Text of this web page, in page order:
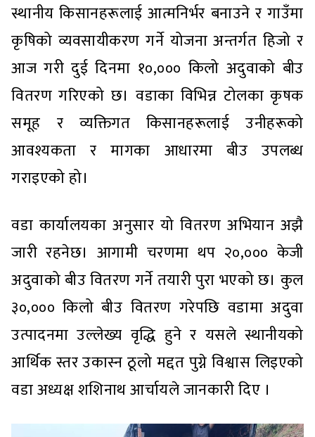
स्थानीय किसानहरूलाई आत्मनिर्भर बनाउने र गाउँमा
कृषिको व्यवसायीकरण गर्ने योजना अन्तर्गत हिजो र
आज गरी दुई दिनमा १०,००० किलो अदुवाको बीउ
वितरण गरिएको छ। वडाका विभिन्न टोलका कृषक
समूह र व्यक्तिगत किसानहरूलाई उनीहरूको
आवश्यकता र मागका आधारमा बीउ उपलब्ध
गराइएको हो।
वडा कार्यालयका अनुसार यो वितरण अभियान अझै
जारी रहनेछ। आगामी चरणमा थप २०,००० केजी
अदुवाको बीउ वितरण गर्ने तयारी पुरा भएको छ। कुल
३०,००० किलो बीउ वितरण गरेपछि वडामा अदुवा
उत्पादनमा उल्लेख्य वृद्धि हुने र यसले स्थानीयको
आर्थिक स्तर उकास्न ठूलो मद्दत पुग्ने विश्वास लिइएको
वडा अध्यक्ष शशिनाथ आर्चायले जानकारी दिए ।